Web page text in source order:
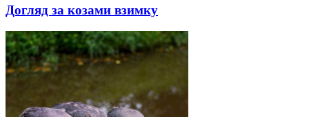
Догляд за козами взимку